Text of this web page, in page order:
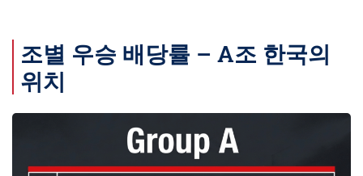
조별 우승 배당률 – A조 한국의
위치